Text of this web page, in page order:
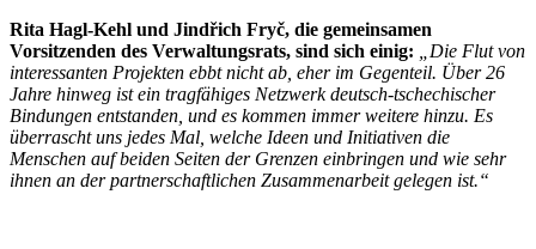
Rita Hagl-Kehl und Jindřich Fryč, die gemeinsamen
Vorsitzenden des Verwaltungsrats, sind sich einig: „Die Flut von
interessanten Projekten ebbt nicht ab, eher im Gegenteil. Über 26
Jahre hinweg ist ein tragfähiges Netzwerk deutsch-tschechischer
Bindungen entstanden, und es kommen immer weitere hinzu. Es
überrascht uns jedes Mal, welche Ideen und Initiativen die
Menschen auf beiden Seiten der Grenzen einbringen und wie sehr
ihnen an der partnerschaftlichen Zusammenarbeit gelegen ist.“